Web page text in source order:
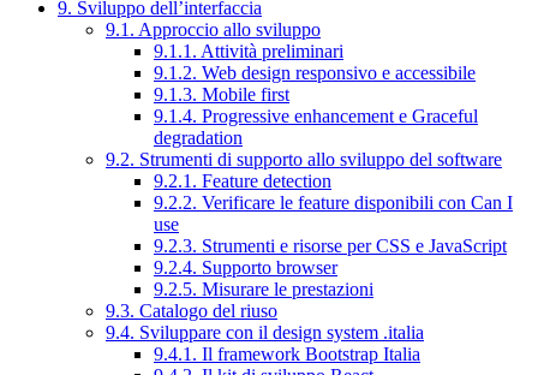
9. Sviluppo dell’interfaccia
9.1. Approccio allo sviluppo
9.1.1. Attività preliminari
9.1.2. Web design responsivo e accessibile
9.1.3. Mobile first
9.1.4. Progressive enhancement e Graceful
degradation
9.2. Strumenti di supporto allo sviluppo del software
9.2.1. Feature detection
9.2.2. Verificare le feature disponibili con Can I
use
9.2.3. Strumenti e risorse per CSS e JavaScript
9.2.4. Supporto browser
9.2.5. Misurare le prestazioni
9.3. Catalogo del riuso
9.4. Sviluppare con il design system .italia
9.4.1. Il framework Bootstrap Italia